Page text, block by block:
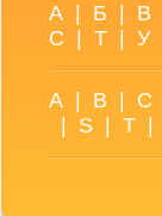
А Б В
С
Т У
A B C
S T